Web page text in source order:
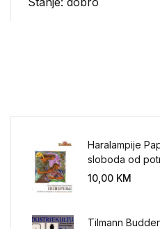
Haralampije
sloboda od
sveta
10,00 KM
Tilmann